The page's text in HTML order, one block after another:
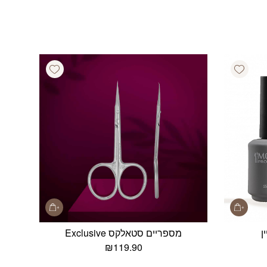
Add wishlist
Add wishlist
מספריים סטאלקס Exclusive
₪119.90